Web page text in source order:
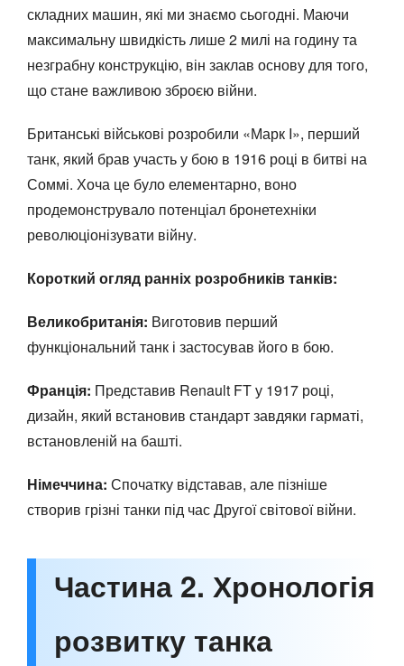
складних машин, які ми знаємо сьогодні. Маючи
максимальну швидкість лише 2 милі на годину та
незграбну конструкцію, він заклав основу для того,
що стане важливою зброєю війни.
Британські військові розробили «Марк I», перший
танк, який брав участь у бою в 1916 році в битві на
Соммі. Хоча це було елементарно, воно
продемонструвало потенціал бронетехніки
революціонізувати війну.
Короткий огляд ранніх розробників танків:
Великобританія: Виготовив перший
функціональний танк і застосував його в бою.
Франція: Представив Renault FT у 1917 році,
дизайн, який встановив стандарт завдяки гарматі,
встановленій на башті.
Німеччина: Спочатку відставав, але пізніше
створив грізні танки під час Другої світової війни.
Частина 2. Хронологія
розвитку танка